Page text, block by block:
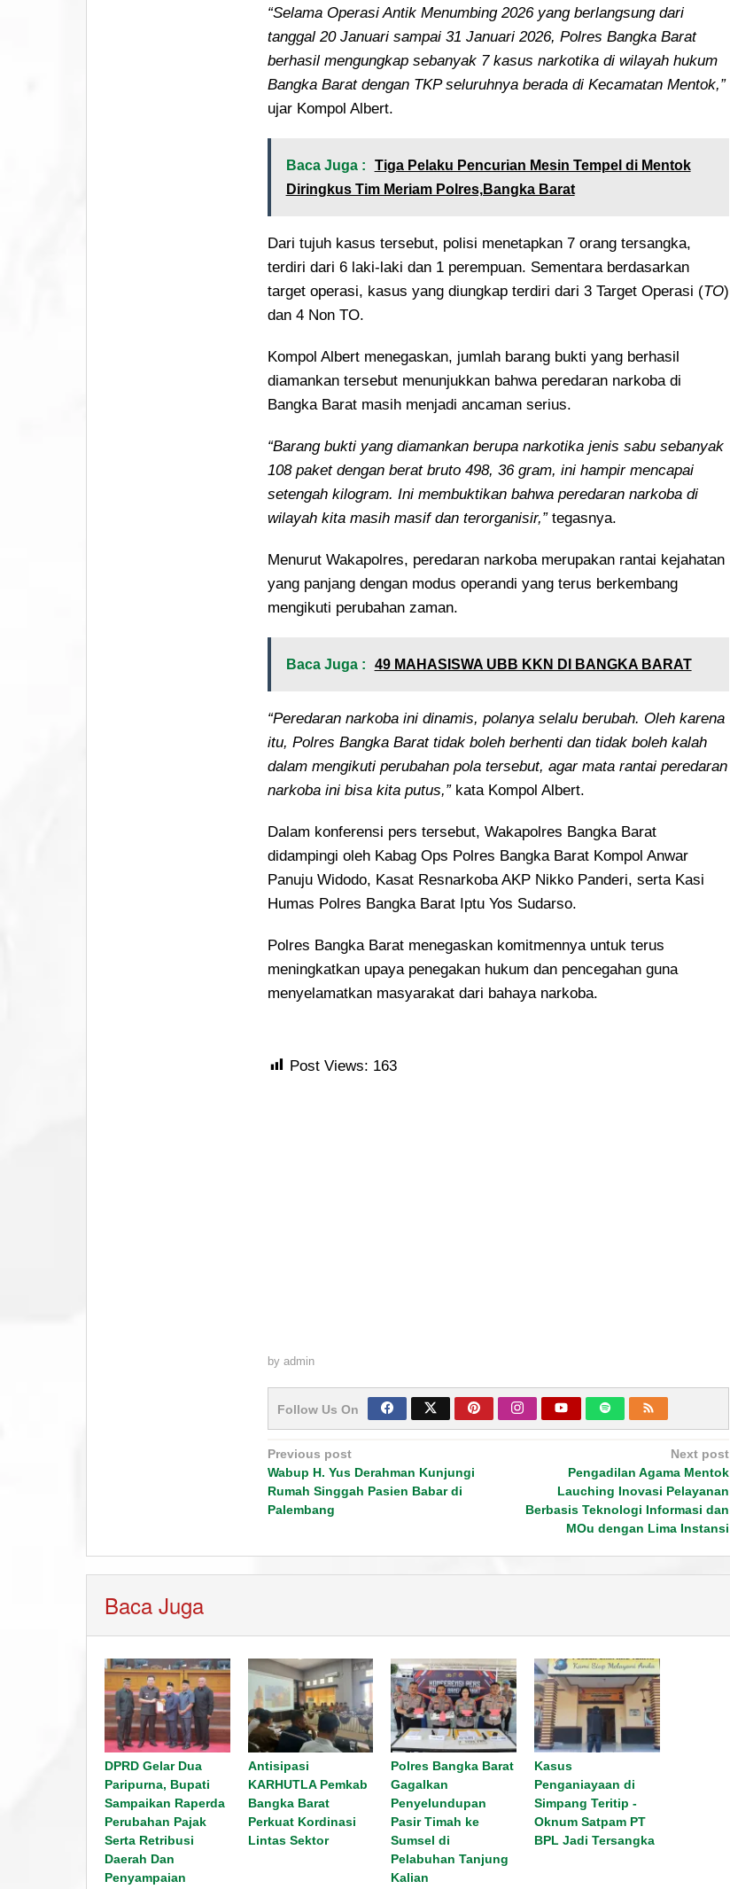
“Selama Operasi Antik Menumbing 2026 yang berlangsung dari
tanggal 20 Januari sampai 31 Januari 2026, Polres Bangka Barat
berhasil mengungkap sebanyak 7 kasus narkotika di wilayah hukum
Bangka Barat dengan TKP seluruhnya berada di Kecamatan Mentok,”
ujar Kompol Albert.
Baca Juga :
Tiga Pelaku Pencurian Mesin Tempel di Mentok
Diringkus Tim Meriam Polres,Bangka Barat
Dari tujuh kasus tersebut, polisi menetapkan 7 orang tersangka,
terdiri dari 6 laki-laki dan 1 perempuan. Sementara berdasarkan
target operasi, kasus yang diungkap terdiri dari 3 Target Operasi (TO)
dan 4 Non TO.
Kompol Albert menegaskan, jumlah barang bukti yang berhasil
diamankan tersebut menunjukkan bahwa peredaran narkoba di
Bangka Barat masih menjadi ancaman serius.
“Barang bukti yang diamankan berupa narkotika jenis sabu sebanyak
108 paket dengan berat bruto 498, 36 gram, ini hampir mencapai
setengah kilogram. Ini membuktikan bahwa peredaran narkoba di
wilayah kita masih masif dan terorganisir,”tegasnya.
Menurut Wakapolres, peredaran narkoba merupakan rantai kejahatan
yang panjang dengan modus operandi yang terus berkembang
mengikuti perubahan zaman.
Baca Juga : 49 MAHASISWA UBB KKN DI BANGKA BARAT
“Peredaran narkoba ini dinamis, polanya selalu berubah. Oleh karena
itu, Polres Bangka Barat tidak boleh berhenti dan tidak boleh kalah
dalam mengikuti perubahan pola tersebut, agar mata rantai peredaran
narkoba ini bisa kita putus,”kata Kompol Albert.
Dalam konferensi pers tersebut, Wakapolres Bangka Barat
didampingi oleh Kabag Ops Polres Bangka Barat Kompol Anwar
Panuju Widodo, Kasat Resnarkoba AKP Nikko Panderi, serta Kasi
Humas Polres Bangka Barat Iptu Yos Sudarso.
Polres Bangka Barat menegaskan komitmennya untuk terus
meningkatkan upaya penegakan hukum dan pencegahan guna
menyelamatkan masyarakat dari bahaya narkoba.
Post Views: 163
by admin
Follow Us On
Post
navigation
Previous post
Wabup H. Yus Derahman Kunjungi
Rumah Singgah Pasien Babar di
Palembang
Next post
Pengadilan Agama Mentok
Lauching Inovasi Pelayanan
Berbasis Teknologi Informasi dan
MOu dengan Lima Instansi
Baca Juga
DPRD Gelar Dua
Paripurna, Bupati
Sampaikan Raperda
Perubahan Pajak
Serta Retribusi
Daerah Dan
Penyampaian
Antisipasi
KARHUTLA Pemkab
Bangka Barat
Perkuat Kordinasi
Lintas Sektor
Polres Bangka Barat
Gagalkan
Penyelundupan
Pasir Timah ke
Sumsel di
Pelabuhan Tanjung
Kalian
Kasus
Penganiayaan di
Simpang Teritip -
Oknum Satpam PT
BPL Jadi Tersangka